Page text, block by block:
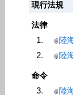
現行法規
法律
1.
陸
2.
陸
命令
3.
陸